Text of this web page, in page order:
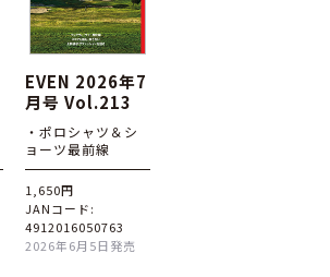
EVEN 2026年7
月号 Vol.213
・ポロシャツ＆シ
ョーツ最前線
1,650円
JANコード:
4912016050763
2026年6月5日発売